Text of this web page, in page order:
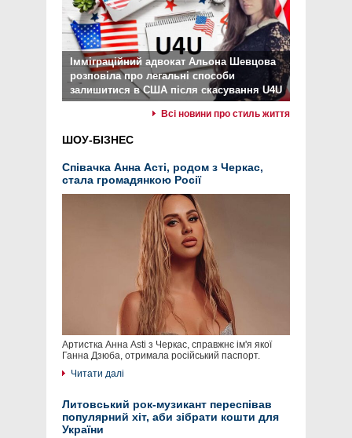
Імміграційний адвокат Альона Шевцова
розповіла про легальні способи
залишитися в США після скасування U4U
Всі новини про стиль життя
ШОУ-БІЗНЕС
Співачка Анна Асті, родом з Черкас,
стала громадянкою Росії
Артистка Анна Asti з Черкас, справжнє ім'я якої
Ганна Дзюба, отримала російський паспорт.
Читати далі
Литовський рок-музикант переспівав
популярний хіт, аби зібрати кошти для
України